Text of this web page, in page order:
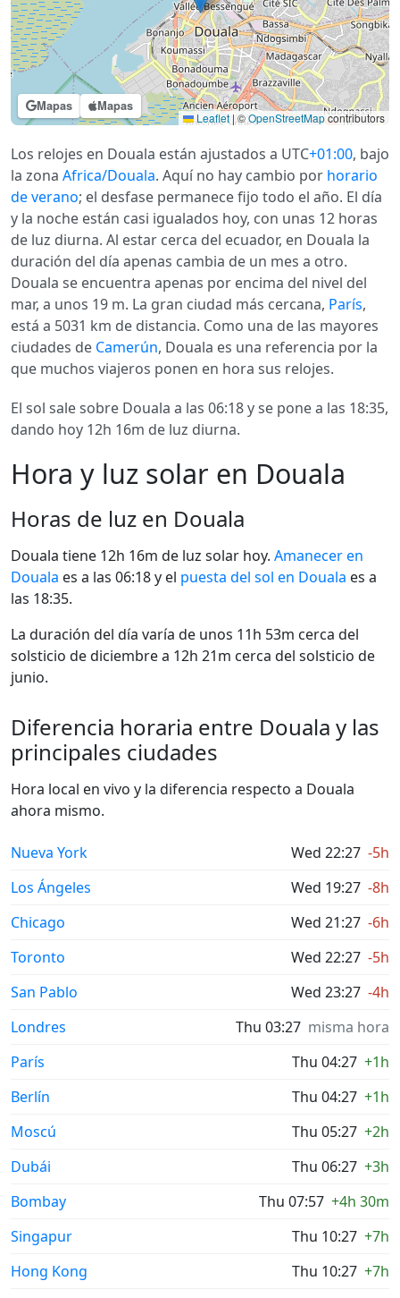
Mapas Mapas
Leaflet | ©OpenStreetMapcontributors
Los relojes en Douala están ajustados a UTC+01:00, bajo
la zona Africa/Douala. Aquí no hay cambio por horario
de verano; el desfase permanece fijo todo el año. El día
y la noche están casi igualados hoy, con unas 12 horas
de luz diurna. Al estar cerca del ecuador, en Douala la
duración del día apenas cambia de un mes a otro.
Douala se encuentra apenas por encima del nivel del
mar, a unos 19 m. La gran ciudad más cercana, París,
está a 5031 km de distancia. Como una de las mayores
ciudades de Camerún, Douala es una referencia por la
que muchos viajeros ponen en hora sus relojes.
El sol sale sobre Douala a las 06:18 y se pone a las 18:35,
dando hoy 12h 16m de luz diurna.
Hora y luz solar en Douala
Horas de luz en Douala
Douala tiene 12h 16m de luz solar hoy. Amanecer en
Douala es a las 06:18 y el puesta del sol en Douala es a
las 18:35.
La duración del día varía de unos 11h 53m cerca del
solsticio de diciembre a 12h 21m cerca del solsticio de
junio.
Diferencia horaria entre Douala y las
principales ciudades
Hora local en vivo y la diferencia respecto a Douala
ahora mismo.
Nueva York Wed 22:27 -5h
Los Ángeles
Wed 19:27 -8h
Chicago
Wed 21:27 -6h
Toronto
Wed 22:27 -5h
San Pablo
Wed 23:27 -4h
Londres
Thu 03:27 misma hora
París
Thu 04:27 +1h
Berlín
Thu 04:27 +1h
Moscú
Thu 05:27 +2h
Dubái
Thu 06:27 +3h
Bombay
Thu 07:57 +4h 30m
Singapur
Thu 10:27 +7h
Hong Kong
Thu 10:27 +7h